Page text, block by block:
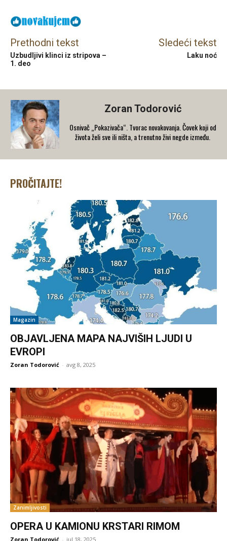
Prethodni tekst
Uzbudljivi klinci iz stripova –
1. deo
Sledeći tekst
Laku noć
Zoran Todorović
Osnivač „Pokazivača“. Tvorac novakovanja. Čovek koji od
života želi sve ili ništa, a trenutno živi negde između.
PROČITAJTE!
Magazin
OBJAVLJENA MAPA NAJVIŠIH LJUDI U
EVROPI
Zoran Todorović - avg 8, 2025
Zanimljivosti
OPERA U KAMIONU KRSTARI RIMOM
Zoran Todorović - jul 18, 2025